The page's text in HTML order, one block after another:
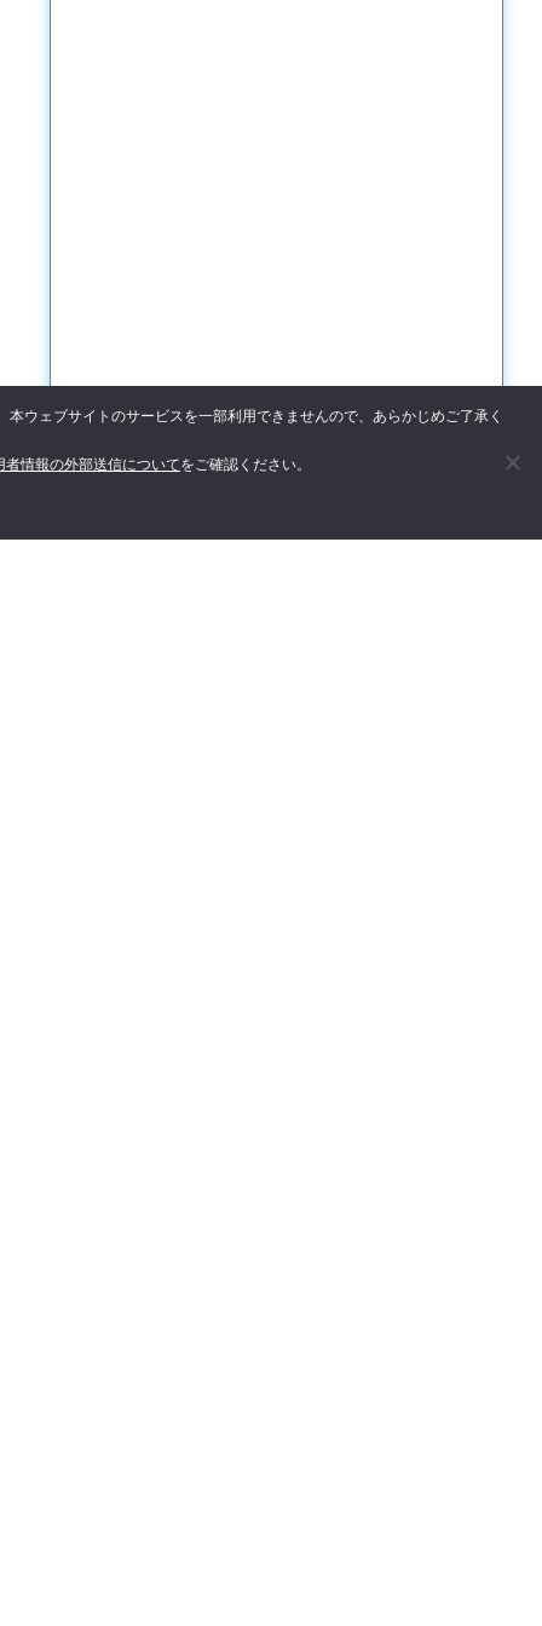
ウェブサイトのサービスを一部利用できませんので、あらかじめご了承く
者情報の外部送信についてをご確認ください。